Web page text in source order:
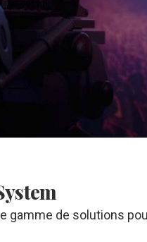
gamme de solutions